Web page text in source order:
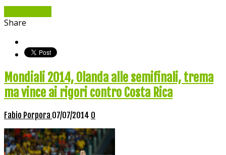
Share
Mondiali 2014, Olanda alle semifinali, trema
ma vince ai rigori contro Costa Rica
Fabio Porpora 07/07/2014 0